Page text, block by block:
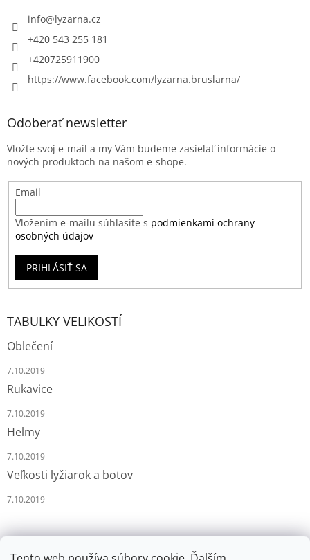
info@lyzarna.cz
+420 543 255 181
+420725911900
https://www.facebook.com/lyzarna.bruslarna/
Odoberať newsletter
Vložte svoj e-mail a my Vám budeme zasielať informácie o
nových produktoch na našom e-shope.
Email
Vložením e-mailu súhlasíte s podmienkami ochrany
osobných údajov
PRIHLÁSIŤ SA
TABULKY VELIKOSTÍ
Oblečení
7.10.2019
Rukavice
7.10.2019
Helmy
7.10.2019
Veľkosti lyžiarok a botov
7.10.2019